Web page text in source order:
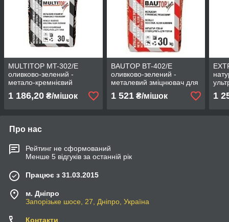
MULTITOP MT-302/Е
оливково-зелений -
метало-кремнієвий
затверджувач для підлог
1 186,20 ₴/мішок
BAUTOP BT-402/Е
оливково-зелений -
металевий зміцнювач для
підлог
1 521₴/мішок 1
Про нас
Рейтинг не сформований
Менше 5 відгуків за останній рік
Працює з 31.03.2015
м. Дніпро
Запорізьке шосе, 27, Дніпро, Україна
Контакти